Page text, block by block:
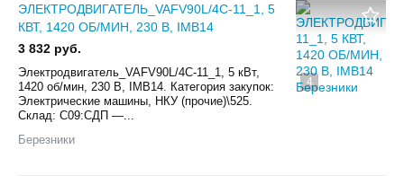
4
ЭЛЕКТРОДВИГАТЕЛЬ_VAFV90L/4C-11_1, 5
КВТ, 1420 ОБ/МИН, 230 В, IМВ14
3 832 руб.
Электродвигатель_VAFV90L/4C-11_1, 5 кВт,
1420 об/мин, 230 В, IМВ14. Категория закупок:
Электрические машины, НКУ (прочие)\525.
Склад: С09:СДП —...
Березники